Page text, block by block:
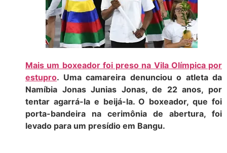
Mais um boxeador foi preso na Vila Olímpica por
estupro. Uma camareira denunciou o atleta da
Namíbia Jonas Junias Jonas, de 22 anos, por
tentar agarrá-la e beijá-la. O boxeador, que foi
porta-bandeira na cerimônia de abertura, foi
levado para um presídio em Bangu.